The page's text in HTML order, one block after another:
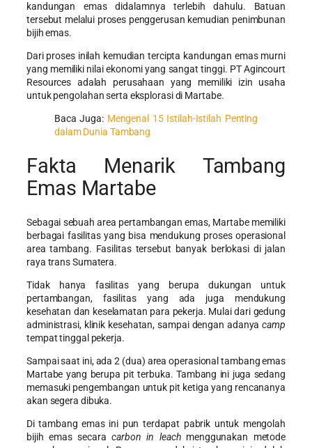
kandungan emas didalamnya terlebih dahulu. Batuan
tersebut melalui proses penggerusan kemudian penimbunan
bijih emas.
Dari proses inilah kemudian tercipta kandungan emas murni
yang memiliki nilai ekonomi yang sangat tinggi. PT Agincourt
Resources adalah perusahaan yang memiliki izin usaha
untuk pengolahan serta eksplorasi di Martabe.
Baca Juga: Mengenal 15 Istilah-Istilah Penting
dalam Dunia Tambang
Fakta Menarik Tambang
Emas Martabe
Sebagai sebuah area pertambangan emas, Martabe memiliki
berbagai fasilitas yang bisa mendukung proses operasional
area tambang. Fasilitas tersebut banyak berlokasi di jalan
raya trans Sumatera.
Tidak hanya fasilitas yang berupa dukungan untuk
pertambangan, fasilitas yang ada juga mendukung
kesehatan dan keselamatan para pekerja. Mulai dari gedung
administrasi, klinik kesehatan, sampai dengan adanyacamp
tempat tinggal pekerja.
Sampai saat ini, ada 2 (dua) area operasional tambang emas
Martabe yang berupa pit terbuka. Tambang ini juga sedang
memasuki pengembangan untuk pit ketiga yang rencananya
akan segera dibuka.
Di tambang emas ini pun terdapat pabrik untuk mengolah
bijih emas secaracarbon in leach menggunakan metode